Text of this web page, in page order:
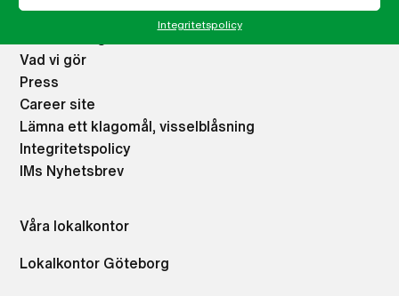
Integritetspolicy
Om IM
Vad vi gör
Press
Career site
Lämna ett klagomål, visselblåsning
Integritetspolicy
IMs Nyhetsbrev
Våra lokalkontor
Lokalkontor Göteborg